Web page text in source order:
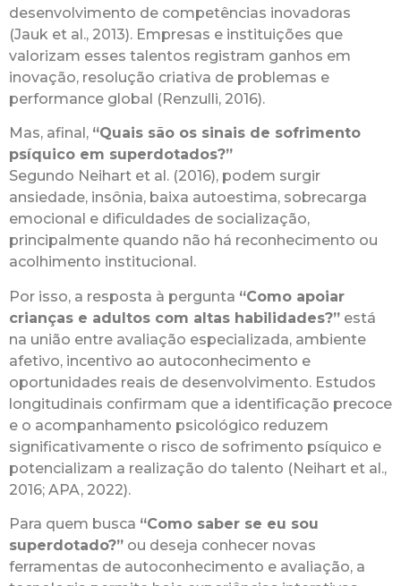
desenvolvimento de competências inovadoras
(Jauk et al., 2013). Empresas e instituições que
valorizam esses talentos registram ganhos em
inovação, resolução criativa de problemas e
performance global (Renzulli, 2016).
Mas, afinal, “Quais são os sinais de sofrimento
psíquico em superdotados?”
Segundo Neihart et al. (2016), podem surgir
ansiedade, insônia, baixa autoestima, sobrecarga
emocional e dificuldades de socialização,
principalmente quando não há reconhecimento ou
acolhimento institucional.
Por isso, a resposta à pergunta “Como apoiar
crianças e adultos com altas habilidades?” está
na união entre avaliação especializada, ambiente
afetivo, incentivo ao autoconhecimento e
oportunidades reais de desenvolvimento. Estudos
longitudinais confirmam que a identificação precoce
e o acompanhamento psicológico reduzem
significativamente o risco de sofrimento psíquico e
potencializam a realização do talento (Neihart et al.,
2016; APA, 2022).
Para quem busca “Como saber se eu sou
superdotado?” ou deseja conhecer novas
ferramentas de autoconhecimento e avaliação, a